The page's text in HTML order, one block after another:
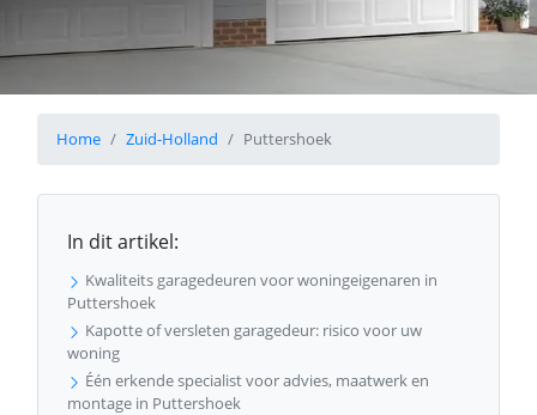
Home Zuid-Holland Puttershoek
In dit artikel:
Kwaliteits garagedeuren voor woningeigenaren in
Puttershoek
Kapotte of versleten garagedeur: risico voor uw
woning
Één erkende specialist voor advies, maatwerk en
montage in Puttershoek